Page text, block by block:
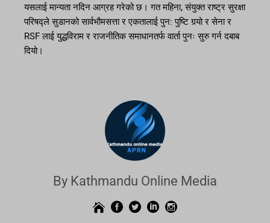
यसलाई मान्यता नदिन आग्रह गरेको छ। गत महिना, संयुक्त राष्ट्र सुरक्षा
परिषद्ले सुडानको सार्वभौमसत्ता र एकतालाई पुन: पुष्टि गर्‍यो र सेना र
RSF लाई युद्धविराम र राजनीतिक समाधानतर्फ वार्ता पुनः सुरु गर्न दबाब
दियो।
By Kathmandu Online Media